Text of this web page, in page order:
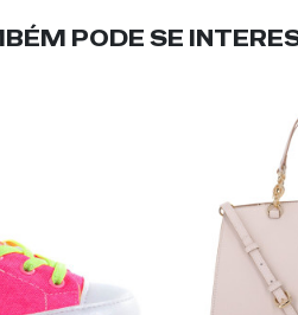
PODE SE